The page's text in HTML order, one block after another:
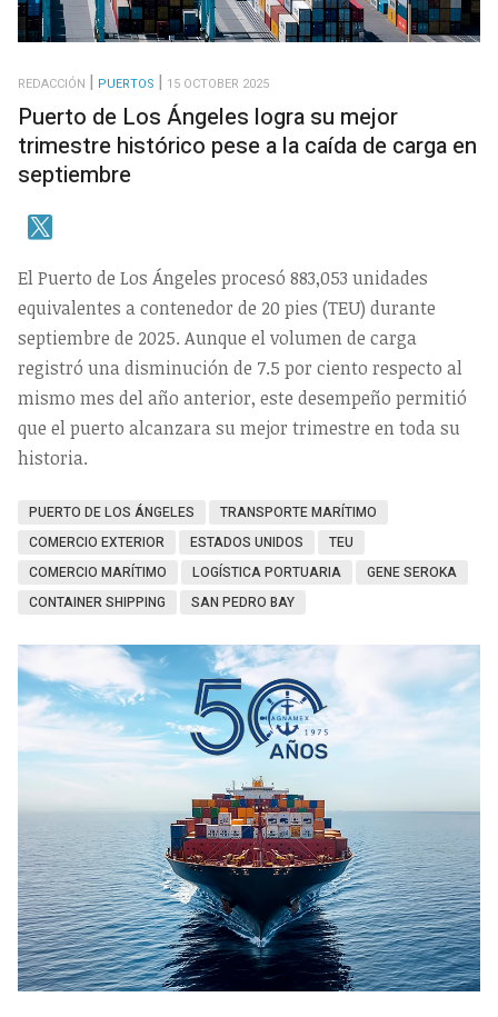
REDACCIÓN PUERTOS 15 OCTOBER 2025
Puerto de Los Ángeles logra su mejor
trimestre histórico pese a la caída de carga en
septiembre
El Puerto de Los Ángeles procesó 883,053 unidades
equivalentes a contenedor de 20 pies (TEU) durante
septiembre de 2025. Aunque el volumen de carga
registró una disminución de 7.5 por ciento respecto al
mismo mes del año anterior, este desempeño permitió
que el puerto alcanzara su mejor trimestre en toda su
historia.
PUERTO DE LOS ÁNGELES
TRANSPORTE MARÍTIMO
COMERCIO EXTERIOR
ESTADOS UNIDOS
TEU
COMERCIO MARÍTIMO
LOGÍSTICA PORTUARIA
GENE SEROKA
CONTAINER SHIPPING
SAN PEDRO BAY